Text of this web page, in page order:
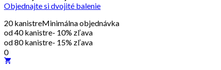
Objednajte si dvojité balenie
20 kanistreMinimálna objednávka
od 40 kanistre- 10% zľava
od 80 kanistre- 15% zľava
0